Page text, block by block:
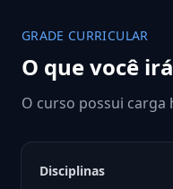
GRADE CURRICULAR
O que você
O curso possui carga
Disciplinas